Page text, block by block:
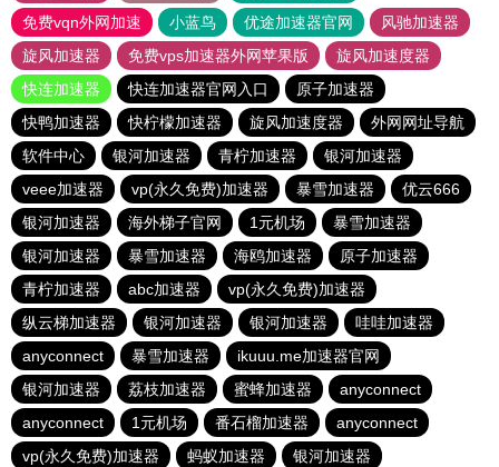
免费vqn外网加速
小蓝鸟 优途加速器官网
风驰加速器
旋风加速器
免费vps加速器外网苹果版
旋风加速度器
快连加速器
快连加速器官网入口
原子加速器
快鸭加速器
快柠檬加速器 旋风加速度器
外网网址导航
软件中心
银河加速器 青柠加速器
银河加速器
veee加速器
vp(永久免费)加速器 暴雪加速器
优云666
银河加速器
海外梯子官网 1元机场
暴雪加速器
银河加速器
暴雪加速器 海鸥加速器
原子加速器
青柠加速器
abc加速器
vp(永久免费)加速器
纵云梯加速器
银河加速器 银河加速器
哇哇加速器
anyconnect
暴雪加速器
ikuuu.me加速器官网
银河加速器
荔枝加速器 蜜蜂加速器
anyconnect
anyconnect
1元机场 番石榴加速器
anyconnect
vp(永久免费)加速器
蚂蚁加速器 银河加速器